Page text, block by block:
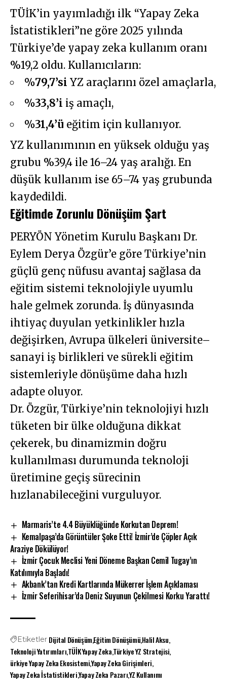
TÜİK’in yayımladığı ilk “Yapay Zeka
İstatistikleri”ne göre 2025 yılında
Türkiye’de yapay zeka kullanım oranı
%19,2 oldu. Kullanıcıların:
%79,7’si YZ araçlarını özel amaçlarla,
%33,8’i iş amaçlı,
%31,4’ü eğitim için kullanıyor.
YZ kullanımının en yüksek olduğu yaş
grubu %39,4 ile 16–24 yaş aralığı. En
düşük kullanım ise 65–74 yaş grubunda
kaydedildi.
Eğitimde Zorunlu Dönüşüm Şart
PERYÖN Yönetim Kurulu Başkanı Dr.
Eylem Derya Özgür’e göre Türkiye’nin
güçlü genç nüfusu avantaj sağlasa da
eğitim sistemi teknolojiyle uyumlu
hale gelmek zorunda. İş dünyasında
ihtiyaç duyulan yetkinlikler hızla
değişirken, Avrupa ülkeleri üniversite–
sanayi iş birlikleri ve sürekli eğitim
sistemleriyle dönüşüme daha hızlı
adapte oluyor.
Dr. Özgür, Türkiye’nin teknolojiyi hızlı
tüketen bir ülke olduğuna dikkat
çekerek, bu dinamizmin doğru
kullanılması durumunda teknoloji
üretimine geçiş sürecinin
hızlanabileceğini vurguluyor.
Marmaris’te 4.4 Büyüklüğünde Korkutan Deprem!
Kemalpaşa’da Görüntüler Şoke Etti! İzmir’de Çöpler Açık
Araziye Dökülüyor!
İzmir Çocuk Meclisi Yeni Döneme Başkan Cemil Tugay’ın
Katılımıyla Başladı!
Akbank’tan Kredi Kartlarında Mükerrer İşlem Açıklaması
İzmir Seferihisar’da Deniz Suyunun Çekilmesi Korku Yarattı!
Etiketler Dijital DönüşümEğitim DönüşümüHalil Aksu
Teknoloji YatırımlarıTÜİK Yapay ZekaTürkiye YZ Stratejisi
ürkiye Yapay Zeka EkosistemiYapay Zeka Girişimleri
Yapay Zeka İstatistikleriYapay Zeka PazarıYZ Kullanımı